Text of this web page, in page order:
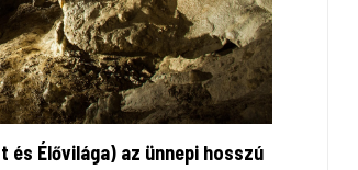
és Élővilága) az ünnepi hosszú